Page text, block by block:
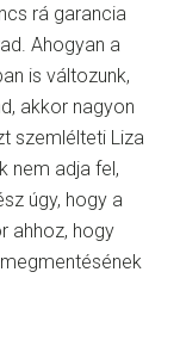
rá garancia
Ahogyan a
is változunk,
akkor nagyon
szemlélteti Liza
nem adja fel,
úgy, hogy a
ahhoz, hogy